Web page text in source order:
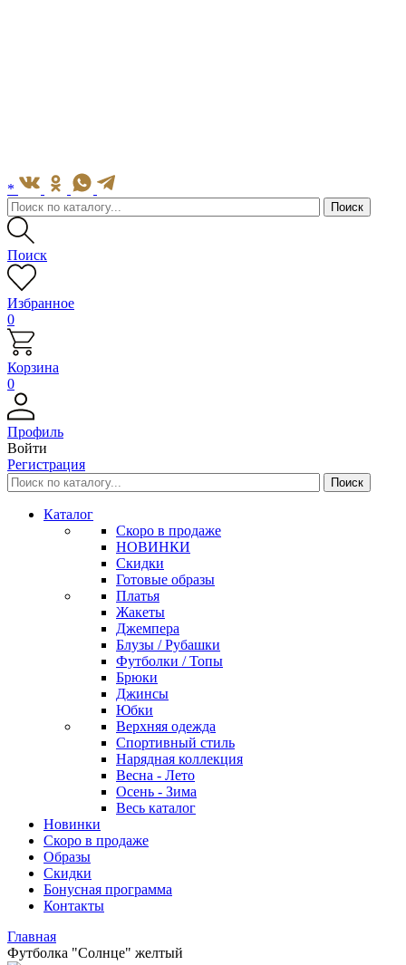
*
Поиск
Избранное
0
Корзина
0
Профиль
Войти
Регистрация
Каталог
Скоро в продаже
НОВИНКИ
Скидки
Готовые образы
Платья
Жакеты
Джемпера
Блузы / Рубашки
Футболки / Топы
Брюки
Джинсы
Юбки
Верхняя одежда
Спортивный стиль
Нарядная коллекция
Весна - Лето
Осень - Зима
Весь каталог
Новинки
Скоро в продаже
Образы
Скидки
Бонусная программа
Контакты
Главная
Футболка "Солнце" желтый